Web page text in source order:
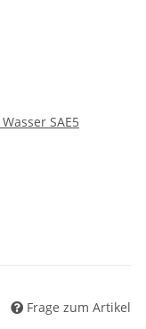
SAE5
Frage zum Artikel